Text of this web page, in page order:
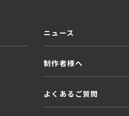
ニュース
制作者様へ
よくあるご質問